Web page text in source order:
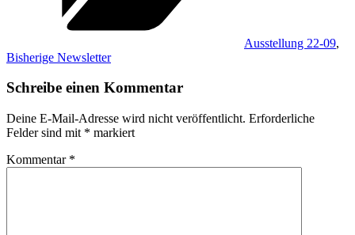
Ausstellung 22-09,
Bisherige Newsletter
Schreibe einen Kommentar
Deine E-Mail-Adresse wird nicht veröffentlicht. Erforderliche
Felder sind mit * markiert
Kommentar *